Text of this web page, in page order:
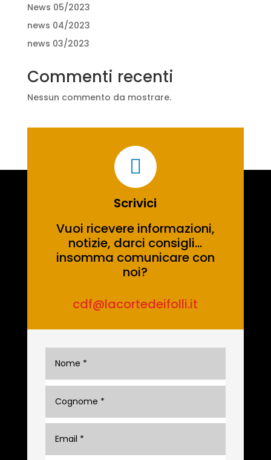
News 05/2023
news 04/2023
news 03/2023
Commenti recenti
Nessun commento da mostrare.

Scrivici
Vuoi ricevere informazioni,
notizie, darci consigli…
insomma comunicare con
noi?
cdf@lacortedeifolli.it